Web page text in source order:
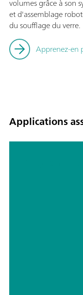
et d'assemblage
du soufflage du verre.
Apprenez-en
Applications